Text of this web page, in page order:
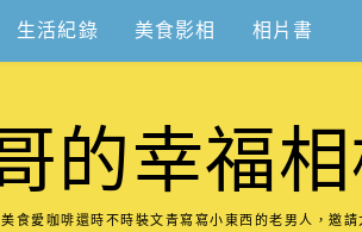
生活紀錄 美食影相 相片書
的幸福
愛咖啡還時不時裝文青寫寫小東西的老男人，邀